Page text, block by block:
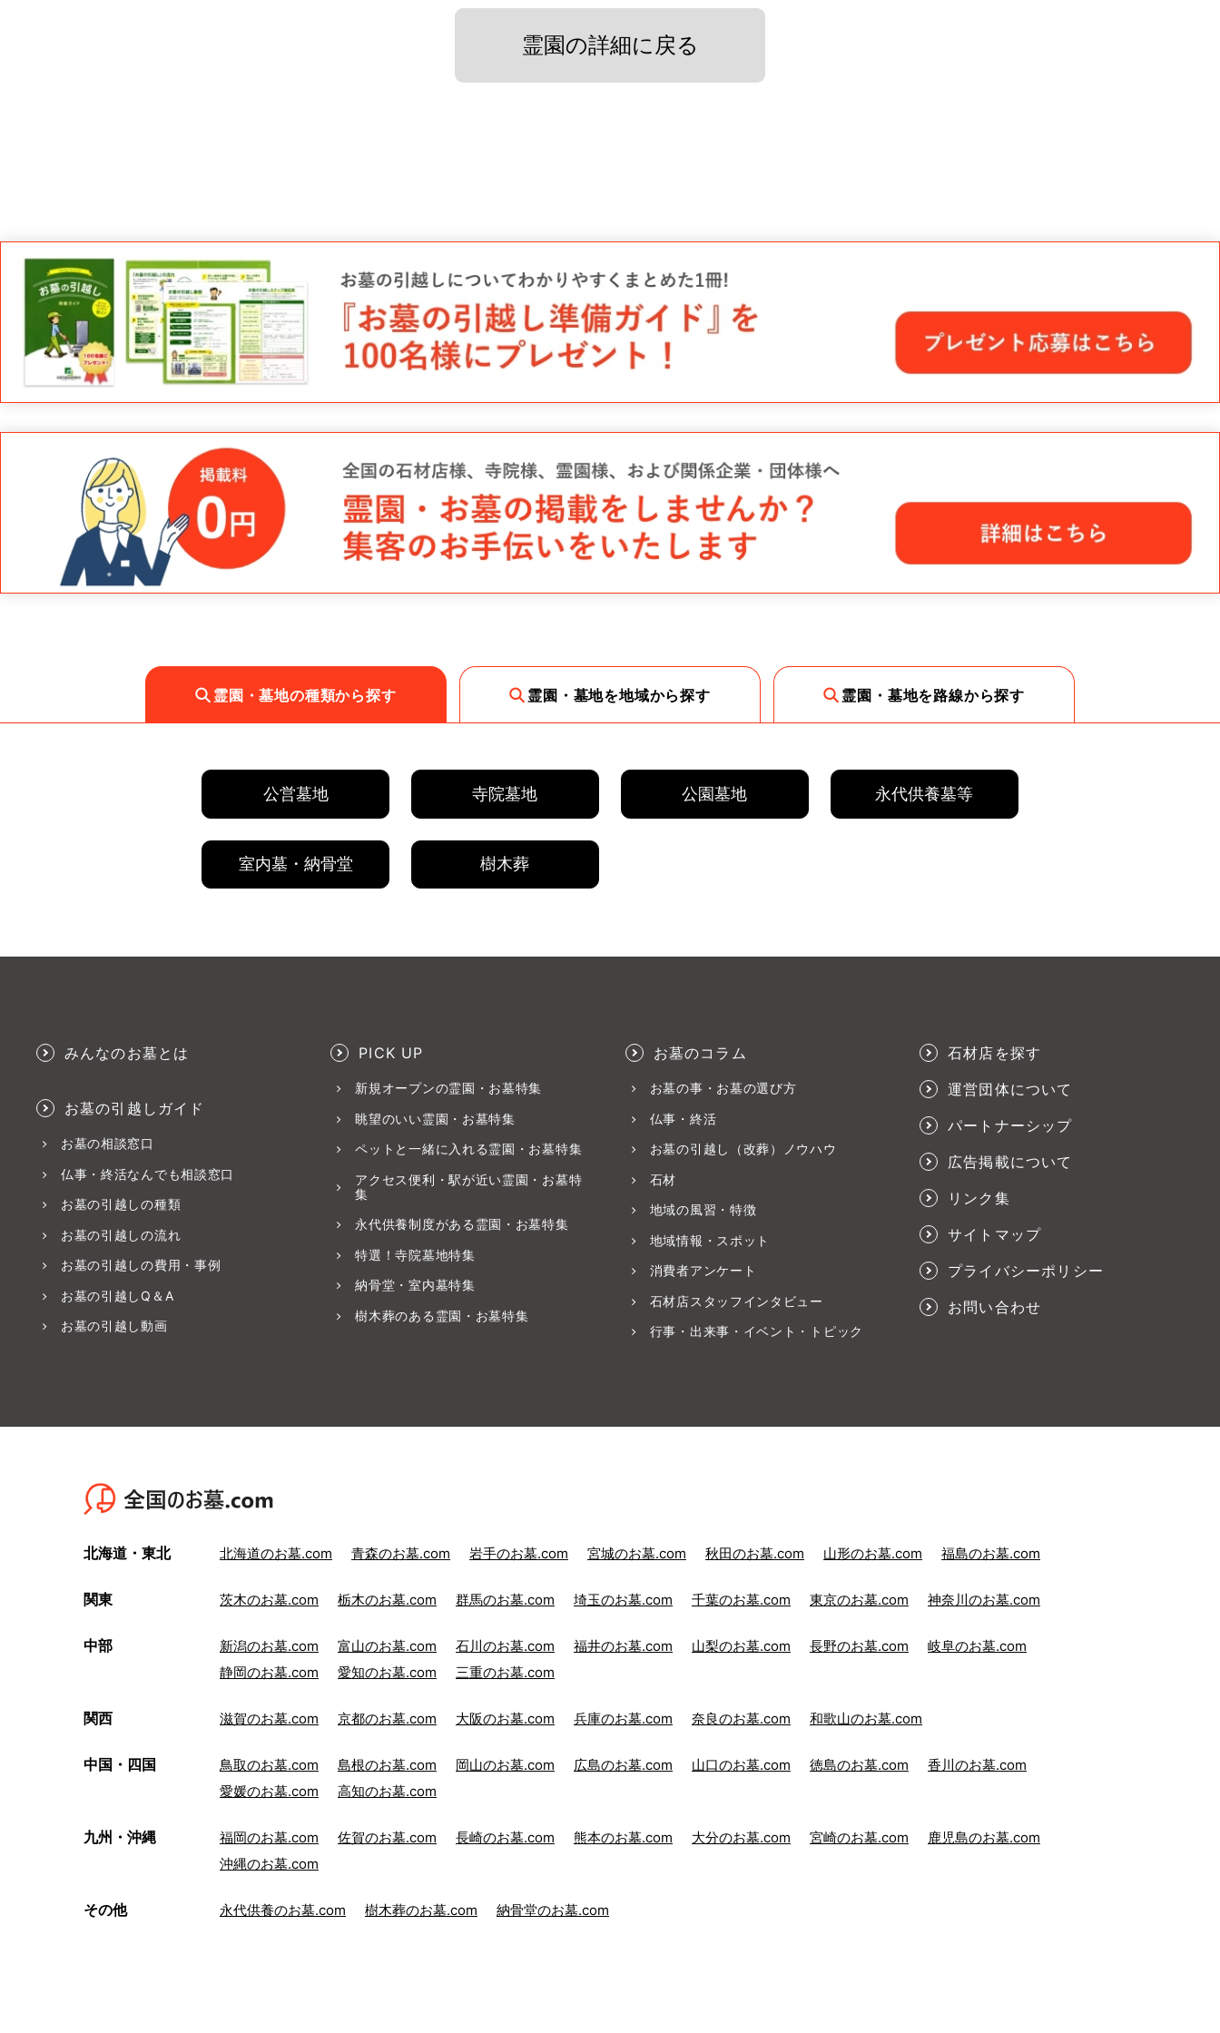
霊園の詳細に戻る
霊園・墓地の種類から探す 霊園・墓地を地域から探す 霊園・墓地を路線から探す
公営墓地 寺院墓地 公園墓地 永代供養墓等
室内墓・納骨堂 樹木葬
みんなのお墓とは
お墓の引越しガイド
お墓の相談窓口
仏事・終活なんでも相談窓口
お墓の引越しの種類
お墓の引越しの流れ
お墓の引越しの費用・事例
お墓の引越しQ＆A
お墓の引越し動画
PICK UP
新規オープンの霊園・お墓特集
眺望のいい霊園・お墓特集
ペットと一緒に入れる霊園・お墓特集
アクセス便利・駅が近い霊園・お墓特
集
永代供養制度がある霊園・お墓特集
特選！寺院墓地特集
納骨堂・室内墓特集
樹木葬のある霊園・お墓特集
お墓のコラム
お墓の事・お墓の選び方
仏事・終活
お墓の引越し（改葬）ノウハウ
石材
地域の風習・特徴
地域情報・スポット
消費者アンケート
石材店スタッフインタビュー
行事・出来事・イベント・トピック
石材店を探す
運営団体について
パートナーシップ
広告掲載について
リンク集
サイトマップ
プライバシーポリシー
お問い合わせ
北海道・東北 北海道のお墓.com 青森のお墓.com 岩手のお墓.com 宮城のお墓.com 秋田のお墓.com 山形のお墓.com 福島のお墓.com
関東 茨木のお墓.com 栃木のお墓.com 群馬のお墓.com 埼玉のお墓.com 千葉のお墓.com 東京のお墓.com 神奈川のお墓.com
中部 新潟のお墓.com 富山のお墓.com 石川のお墓.com 福井のお墓.com 山梨のお墓.com 長野のお墓.com
岐阜のお墓.com
静岡のお墓.com
愛知のお墓.com 三重のお墓.com
関西 滋賀のお墓.com 京都のお墓.com 大阪のお墓.com 兵庫のお墓.com 奈良のお墓.com 和歌山のお墓.com
中国・四国 鳥取のお墓.com 島根のお墓.com 岡山のお墓.com 広島のお墓.com 山口のお墓.com 徳島のお墓.com
香川のお墓.com
愛媛のお墓.com
高知のお墓.com
九州・沖縄 福岡のお墓.com 佐賀のお墓.com 長崎のお墓.com 熊本のお墓.com 大分のお墓.com 宮崎のお墓.com
鹿児島のお墓.com
沖縄のお墓.com
その他 永代供養のお墓.com 樹木葬のお墓.com 納骨堂のお墓.com